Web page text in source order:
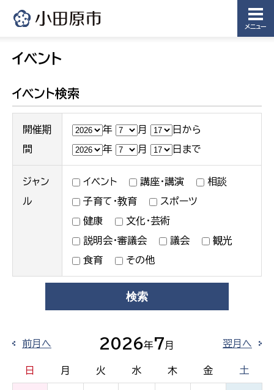
メニュー
イベント
イベント検索
開催期
間
年 月
日から
年
月 日まで
ジャン
ル
イベント 講座・講演
相談
子育て・教育
スポーツ
健康
文化・芸術
説明会・審議会
議会
観光
食育
その他
前月へ 2026年7月 翌月へ
日 月 火 水 木 金 土